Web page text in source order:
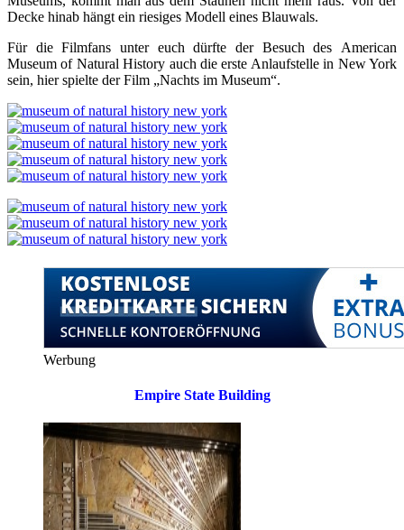
Decke hinab hängt ein riesiges Modell eines Blauwals.
Für die Filmfans unter euch dürfte der Besuch des American
Museum of Natural History auch die erste Anlaufstelle in New York
sein, hier spielte der Film „Nachts im Museum“.
Werbung
Empire State Building